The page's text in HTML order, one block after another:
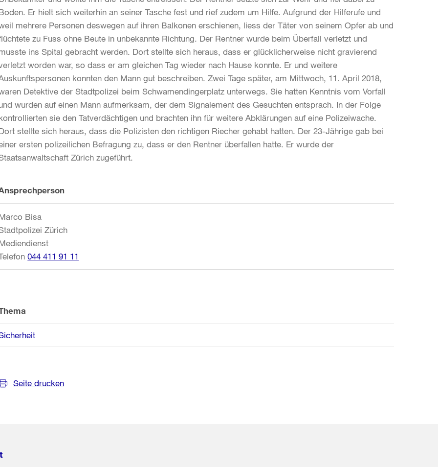
Er hielt sich weiterhin an seiner Tasche fest und rief zudem um Hilfe. Aufgrund der Hilferufe und
mehrere Personen deswegen auf ihren Balkonen erschienen, liess der Täter von seinem Opfer ab und
zu Fuss ohne Beute in unbekannte Richtung. Der Rentner wurde beim Überfall verletzt und
ins Spital gebracht werden. Dort stellte sich heraus, dass er glücklicherweise nicht gravierend
worden war, so dass er am gleichen Tag wieder nach Hause konnte. Er und weitere
konnten den Mann gut beschreiben. Zwei Tage später, am Mittwoch, 11. April 2018,
Detektive der Stadtpolizei beim Schwamendingerplatz unterwegs. Sie hatten Kenntnis vom Vorfall
wurden auf einen Mann aufmerksam, der dem Signalement des Gesuchten entsprach. In der Folge
sie den Tatverdächtigen und brachten ihn für weitere Abklärungen auf eine Polizeiwache.
stellte sich heraus, dass die Polizisten den richtigen Riecher gehabt hatten. Der 23-Jährige gab bei
ersten polizeilichen Befragung zu, dass er den Rentner überfallen hatte. Er wurde der
Zürich zugeführt.
Bisa
Zürich
044 411 91 11
Seite drucken